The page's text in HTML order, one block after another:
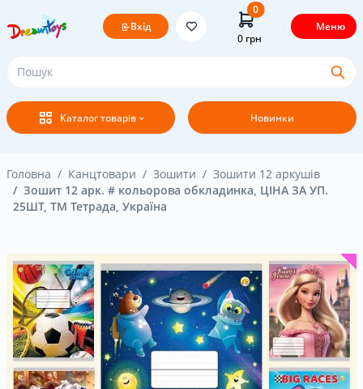
Каталог товарів Новинки
Вхід
0
0грн
Меню
Головна
Постачальникам
Покупцям
Оплата і доставка
Новини
Бренди
Акція
Головна Канцтовари Зошити
Зошити 12 аркушів
Зошит 12 арк. # кольорова обкладинка, ЦІНА ЗА УП.
25ШТ, ТМ Тетрада, Україна